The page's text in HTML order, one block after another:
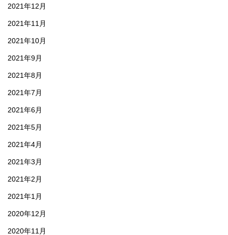
2021年12月
2021年11月
2021年10月
2021年9月
2021年8月
2021年7月
2021年6月
2021年5月
2021年4月
2021年3月
2021年2月
2021年1月
2020年12月
2020年11月